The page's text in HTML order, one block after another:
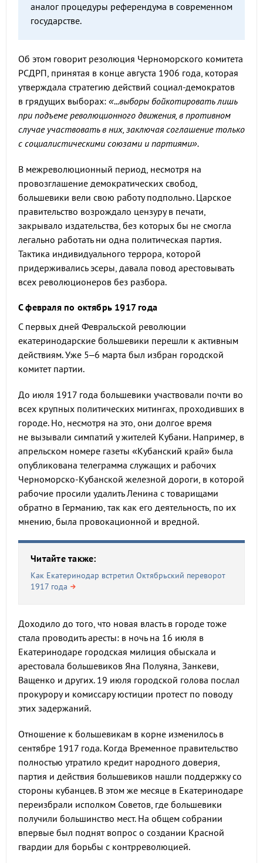
аналог процедуры референдума в современном
государстве.
Об этом говорит резолюция Черноморского комитета
РСДРП, принятая в конце августа 1906 года, которая
утверждала стратегию действий социал-демократов
в грядущих выборах: «...выборы бойкотировать лишь
при подъеме революционного движения, в противном
случае участвовать в них, заключая соглашение только
с социалистическими союзами и партиями».
В межреволюционный период, несмотря на
провозглашение демократических свобод,
большевики вели свою работу подпольно. Царское
правительство возрождало цензуру в печати,
закрывало издательства, без которых бы не смогла
легально работать ни одна политическая партия.
Тактика индивидуального террора, которой
придерживались эсеры, давала повод арестовывать
всех революционеров без разбора.
С февраля по октябрь 1917 года
С первых дней Февральской революции
екатеринодарские большевики перешли к активным
действиям. Уже 5–6 марта был избран городской
комитет партии.
До июля 1917 года большевики участвовали почти во
всех крупных политических митингах, проходивших в
городе. Но, несмотря на это, они долгое время
не вызывали симпатий у жителей Кубани. Например, в
апрельском номере газеты «Кубанский край» была
опубликована телеграмма служащих и рабочих
Черноморско-Кубанской железной дороги, в которой
рабочие просили удалить Ленина с товарищами
обратно в Германию, так как его деятельность, по их
мнению, была провокационной и вредной.
Читайте также:
Как Екатеринодар встретил Октябрьский переворот
1917 года
Доходило до того, что новая власть в городе тоже
стала проводить аресты: в ночь на 16 июля в
Екатеринодаре городская милиция обыскала и
арестовала большевиков Яна Полуяна, Занкеви,
Ващенко и других. 19 июля городской голова послал
прокурору и комиссару юстиции протест по поводу
этих задержаний.
Отношение к большевикам в корне изменилось в
сентябре 1917 года. Когда Временное правительство
полностью утратило кредит народного доверия,
партия и действия большевиков нашли поддержку со
стороны кубанцев. В этом же месяце в Екатеринодаре
переизбрали исполком Советов, где большевики
получили большинство мест. На общем собрании
впервые был поднят вопрос о создании Красной
гвардии для борьбы с контрреволюцией.